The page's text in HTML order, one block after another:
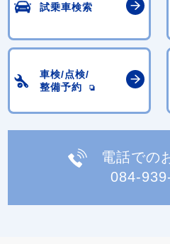
試乗車検索
車検/点検/
整備予約
電話での
084-